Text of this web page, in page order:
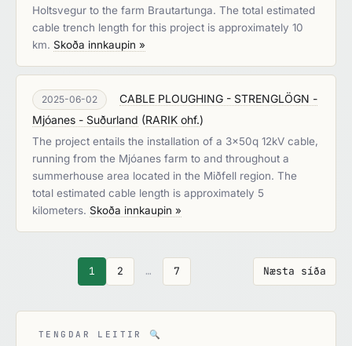
Holtsvegur to the farm Brautartunga. The total estimated
cable trench length for this project is approximately 10
km. Skoða innkaupin »
2025-06-02
CABLE PLOUGHING - STRENGLÖGN -
Mjóanes - Suðurland (RARIK ohf.)
The project entails the installation of a 3x50q 12kV cable,
running from the Mjóanes farm to and throughout a
summerhouse area located in the Miðfell region. The
total estimated cable length is approximately 5
kilometers. Skoða innkaupin »
Næsta síða
1 2 … 7
TENGDAR LEITIR 🔍